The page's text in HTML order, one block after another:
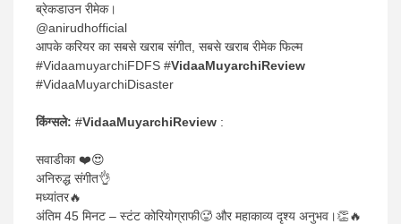
ब्रेकडाउन रीमेक।
@anirudhofficial
आपके करियर का सबसे खराब संगीत, सबसे खराब रीमेक फिल्म
#VidaamuyarchiFDFS #VidaaMuyarchiReview
#VidaaMuyarchiDisaster
किंग्सले: #VidaaMuyarchiReview :
सवाडीका ❤️😍
अनिरुद्ध संगीत👌
मध्यांतर🔥
अंतिम 45 मिनट – स्टंट कोरियोग्राफी🥵 और महाकाव्य दृश्य अनुभव।👏🔥